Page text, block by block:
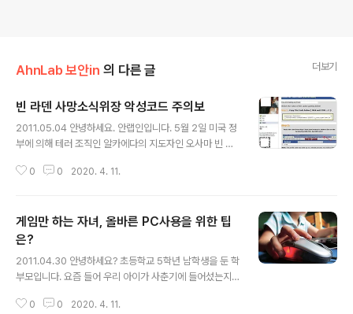
AhnLab 보안in 의 다른 글 더보기
빈 라덴 사망소식위장 악성코드 주의보
2011.05.04 안녕하세요. 안랩인입니다. 5월 2일 미국 정
부에 의해 테러 조직인 알카에다의 지도자인 오사마 빈 라
언론을 통해 공개 되었습니다. 오사마 빈 라덴의 사망 소식
나와 전해드립니다. ASEC에서는 트위터(Twitter)를 통
해 그의 사망 소식을 악용한 악성코드가 다양한 형태로 유
포 될 가능성이 높음으로 주의가 필요하다고 언급하였습니
다. 악성코드는 기술적 요소 뿐 아니라 심리적으로도 사용
자의 PC에 유포될 수 있는데요. 사용자들의 궁금증을 교묘
히 이용하여 발생하는 것을 사회공학적 기법이라고 합니
0 0 2020. 4. 11.
게임만 하는 자녀, 올바른 PC사용을 위한 팁
은?
2011.04.30 안녕하세요? 초등학교 5학년 남학생을 둔 학
부모입니다. 요즘 들어 우리 아이가 사춘기에 들어섰는지
어가면 화부터 내지를 않나…그야말로 질풍 노도의 시기를
0 0 2020. 4. 11.